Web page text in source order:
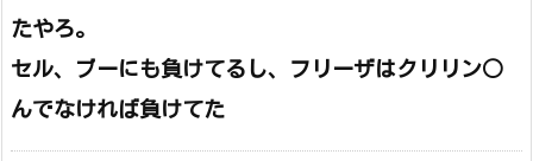
たやろ。
セル、ブーにも負けてるし、フリーザはクリリン○
んでなければ負けてた